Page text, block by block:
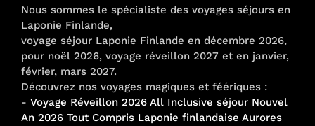
Nous sommes le spécialiste des voyages séjours en
Laponie Finlande,
voyage séjour Laponie Finlande en décembre 2026,
pour noël 2026, voyage réveillon 2027 et en janvier,
février, mars 2027.
Découvrez nos voyages magiques et féériques :
- Voyage Réveillon 2026 All Inclusive séjour Nouvel
An 2026 Tout Compris Laponie finlandaise Aurores